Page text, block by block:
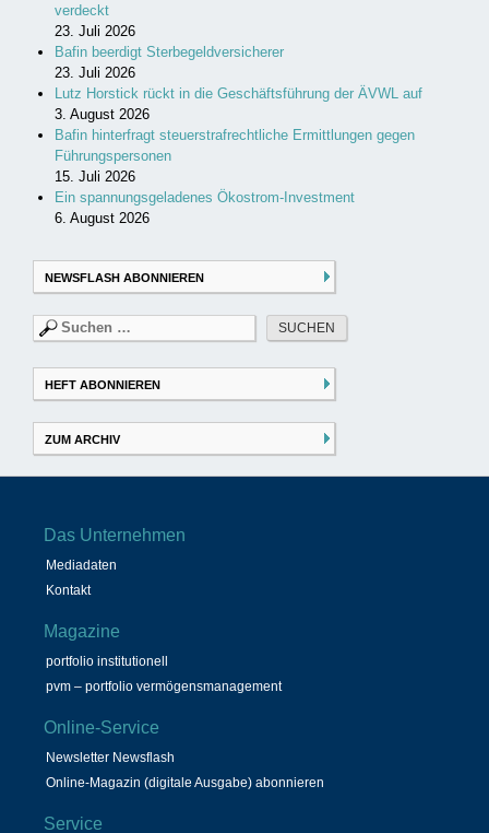
verdeckt
23. Juli 2026
Bafin beerdigt Sterbegeldversicherer
23. Juli 2026
Lutz Horstick rückt in die Geschäftsführung der ÄVWL auf
3. August 2026
Bafin hinterfragt steuerstrafrechtliche Ermittlungen gegen
Führungspersonen
15. Juli 2026
Ein spannungsgeladenes Ökostrom-Investment
6. August 2026
NEWSFLASH ABONNIEREN
Suchen
nach:
HEFT ABONNIEREN
ZUM ARCHIV
Das Unternehmen
Mediadaten
Kontakt
Magazine
portfolio institutionell
pvm – portfolio vermögensmanagement
Online-Service
Newsletter Newsflash
Online-Magazin (digitale Ausgabe) abonnieren
Service